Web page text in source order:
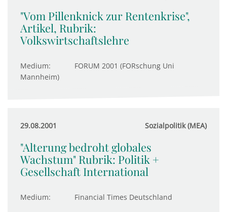
"Vom Pillenknick zur Rentenkrise",
Artikel, Rubrik:
Volkswirtschaftslehre
Medium:
FORUM 2001 (FORschung Uni
Mannheim)
29.08.2001 Sozialpolitik (MEA)
"Alterung bedroht globales
Wachstum" Rubrik: Politik +
Gesellschaft International
Medium: Financial Times Deutschland